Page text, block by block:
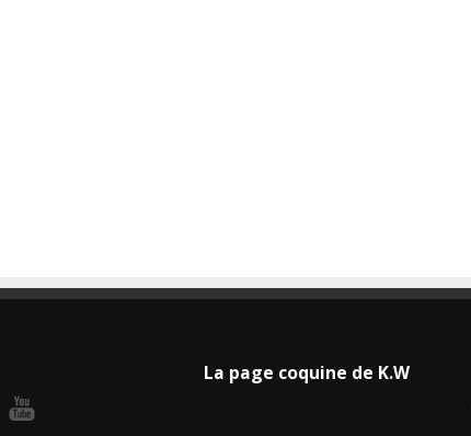
La page coquine de K.W